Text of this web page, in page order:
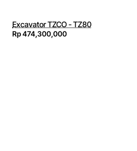
Excavator TZCO - TZ80
Rp 474,300,000